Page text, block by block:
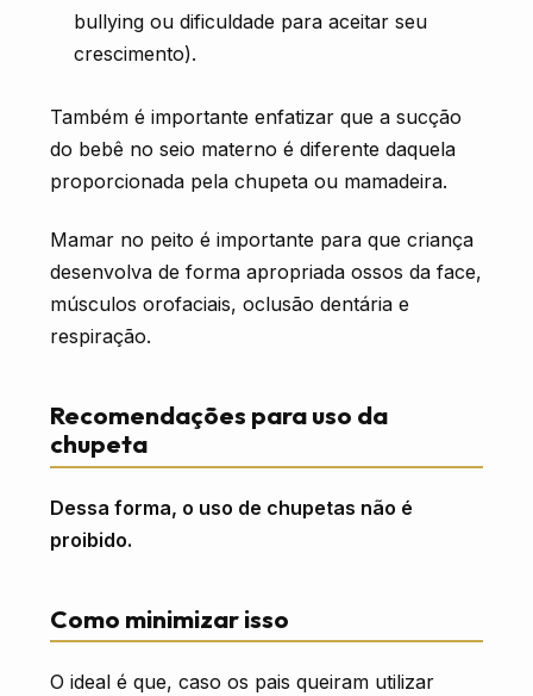
bullying ou dificuldade para aceitar seu
crescimento).
Também é importante enfatizar que a sucção
do bebê no seio materno é diferente daquela
proporcionada pela chupeta ou mamadeira.
Mamar no peito é importante para que criança
desenvolva de forma apropriada ossos da face,
músculos orofaciais, oclusão dentária e
respiração.
Recomendações para uso da
chupeta
Dessa forma, o uso de chupetas não é
proibido.
Como minimizar isso
O ideal é que, caso os pais queiram utilizar